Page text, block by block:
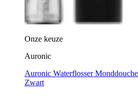
Onze keuze
Auronic
Auronic Waterflosser
Zwart